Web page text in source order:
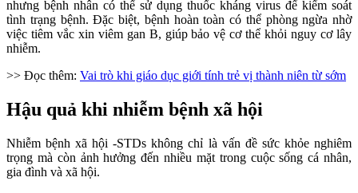
nhưng bệnh nhân có thể sử dụng thuốc kháng virus để kiểm soát
tình trạng bệnh. Đặc biệt, bệnh hoàn toàn có thể phòng ngừa nhờ
việc tiêm vắc xin viêm gan B, giúp bảo vệ cơ thể khỏi nguy cơ lây
nhiễm.
>> Đọc thêm: Vai trò khi giáo dục giới tính trẻ vị thành niên từ sớm
Hậu quả khi nhiễm bệnh xã hội
Nhiễm bệnh xã hội -STDs không chỉ là vấn đề sức khỏe nghiêm
trọng mà còn ảnh hưởng đến nhiều mặt trong cuộc sống cá nhân,
gia đình và xã hội.